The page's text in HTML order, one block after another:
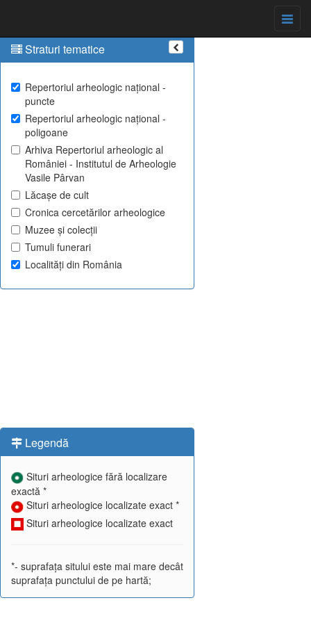
Straturi tematice
Repertoriul arheologic național -
puncte
Repertoriul arheologic național -
poligoane
Arhiva Repertoriul arheologic al
României - Institutul de Arheologie
Vasile Pârvan
Lăcașe de cult
Cronica cercetărilor arheologice
Muzee și colecții
Tumuli funerari
Localități din România
Legendă
Situri arheologice fără localizare
exactă *
Situri arheologice localizate exact *
Situri arheologice localizate exact
*- suprafața sitului este mai mare decât
suprafața punctului de pe hartă;